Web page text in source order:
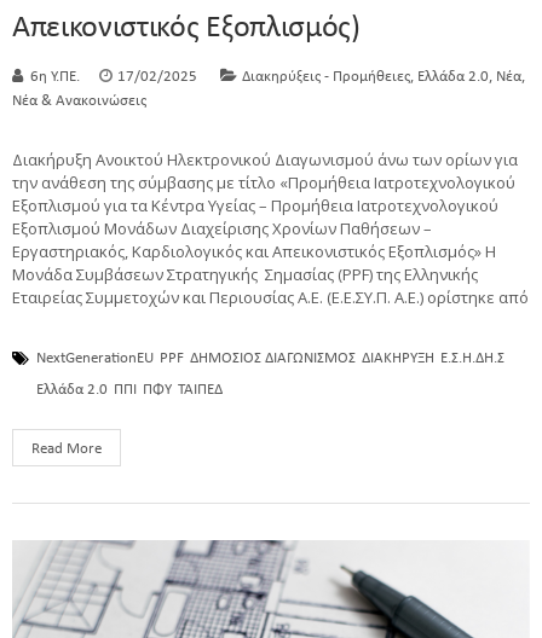
Απεικονιστικός Εξοπλισμός)
6η Υ.ΠΕ. 17/02/2025 Διακηρύξεις - Προμήθειες, Ελλάδα 2.0, Νέα,
Νέα & Ανακοινώσεις
Διακήρυξη Ανοικτού Ηλεκτρονικού Διαγωνισμού άνω των ορίων για
την ανάθεση της σύμβασης με τίτλο «Προμήθεια Ιατροτεχνολογικού
Εξοπλισμού για τα Κέντρα Υγείας – Προμήθεια Ιατροτεχνολογικού
Εξοπλισμού Μονάδων Διαχείρισης Χρονίων Παθήσεων –
Εργαστηριακός, Καρδιολογικός και Απεικονιστικός Εξοπλισμός» Η
Μονάδα Συμβάσεων Στρατηγικής Σημασίας (PPF) της Ελληνικής
Εταιρείας Συμμετοχών και Περιουσίας Α.Ε. (Ε.Ε.ΣΥ.Π. A.E.) ορίστηκε από
NextGenerationEU PPF ΔΗΜΟΣΙΟΣ ΔΙΑΓΩΝΙΣΜΟΣ ΔΙΑΚΗΡΥΞΗ Ε.Σ.Η.ΔΗ.Σ
Ελλάδα 2.0 ΠΠΙ ΠΦΥ ΤΑΙΠΕΔ
Read More